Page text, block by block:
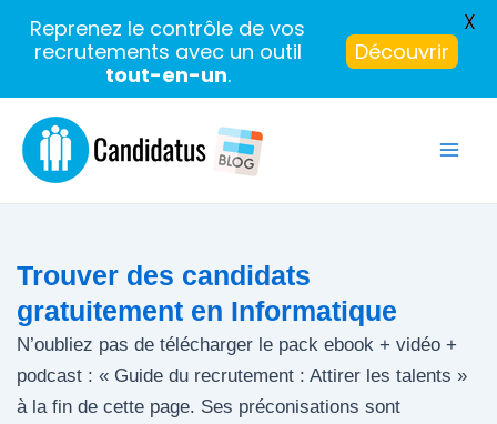
contenu
Trouver des candidats
gratuitement en Informatique
N’oubliez pas de télécharger le pack ebook + vidéo +
podcast : « Guide du recrutement : Attirer les talents »
à la fin de cette page. Ses préconisations sont
Reprenez le contrôle de vos
recrutements avec un outil
tout-en-un.
Découvrir
X